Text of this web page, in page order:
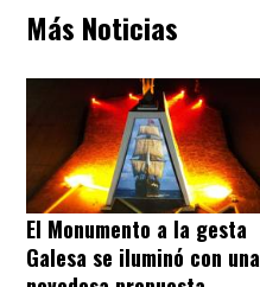
Más Noticias
El Monumento a la gesta
Galesa se iluminó con una